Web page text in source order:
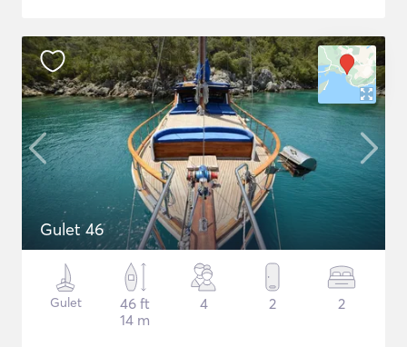
Gulet 46
Gulet
46 ft
14 m
4 2 2